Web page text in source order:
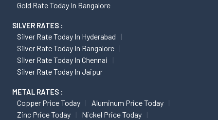
Gold Rate Today In Bangalore
SILVER RATES :
Silver Rate Today In Hyderabad
Silver Rate Today In Bangalore
Silver Rate Today In Chennai
Silver Rate Today In Jaipur
METAL RATES :
Copper Price Today
Aluminum Price Today
Zinc Price Today
Nickel Price Today